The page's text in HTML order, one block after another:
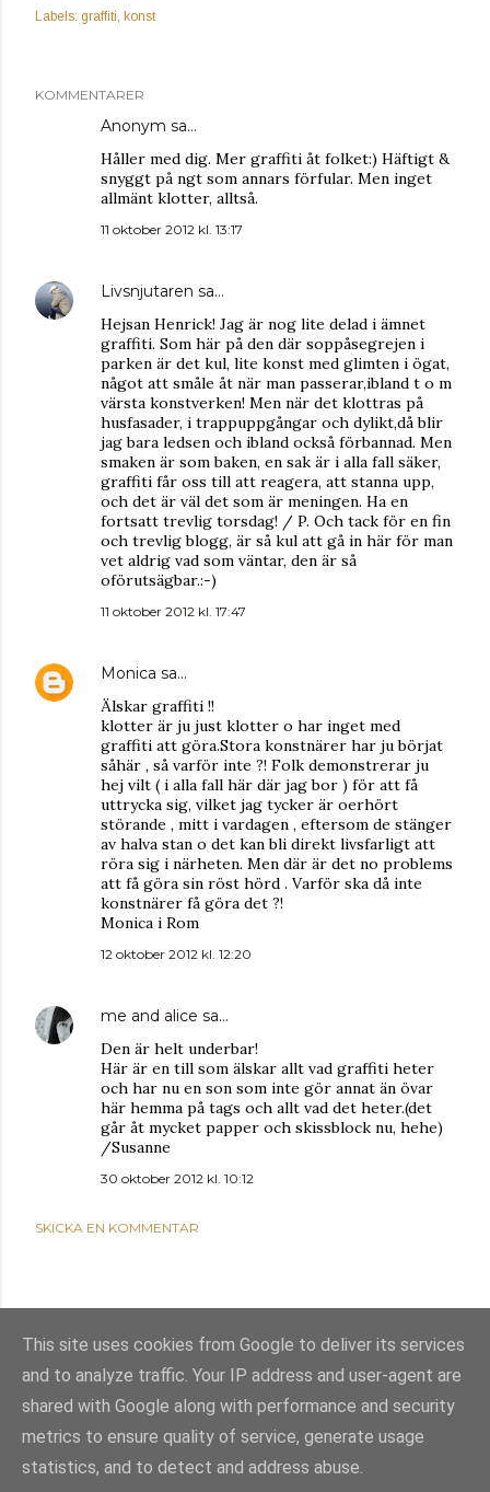
Labels: graffiti konst
KOMMENTARER
Anonym sa…
Håller med dig. Mer graffiti åt folket:) Häftigt &
snyggt på ngt som annars förfular. Men inget
allmänt klotter, alltså.
11 oktober 2012 kl. 13:17
Livsnjutaren sa…
Hejsan Henrick! Jag är nog lite delad i ämnet
graffiti. Som här på den där soppåsegrejen i
parken är det kul, lite konst med glimten i ögat,
något att småle åt när man passerar,ibland t o m
värsta konstverken! Men när det klottras på
husfasader, i trappuppgångar och dylikt,då blir
jag bara ledsen och ibland också förbannad. Men
smaken är som baken, en sak är i alla fall säker,
graffiti får oss till att reagera, att stanna upp,
och det är väl det som är meningen. Ha en
fortsatt trevlig torsdag! / P. Och tack för en fin
och trevlig blogg, är så kul att gå in här för man
vet aldrig vad som väntar, den är så
oförutsägbar.:-)
11 oktober 2012 kl. 17:47
Monica sa…
Älskar graffiti !!
klotter är ju just klotter o har inget med
graffiti att göra.Stora konstnärer har ju börjat
såhär , så varför inte ?! Folk demonstrerar ju
hej vilt ( i alla fall här där jag bor ) för att få
uttrycka sig, vilket jag tycker är oerhört
störande , mitt i vardagen , eftersom de stänger
av halva stan o det kan bli direkt livsfarligt att
röra sig i närheten. Men där är det no problems
att få göra sin röst hörd . Varför ska då inte
konstnärer få göra det ?!
Monica i Rom
12 oktober 2012 kl. 12:20
me and alice sa…
Den är helt underbar!
Här är en till som älskar allt vad graffiti heter
och har nu en son som inte gör annat än övar
här hemma på tags och allt vad det heter.(det
går åt mycket papper och skissblock nu, hehe)
/Susanne
30 oktober 2012 kl. 10:12
SKICKA EN KOMMENTAR
Använder Blogger
This site uses cookies from Google to deliver its services
and to analyze traffic. Your IP address and user-agent are
shared with Google along with performance and security
metrics to ensure quality of service, generate usage
statistics, and to detect and address abuse.